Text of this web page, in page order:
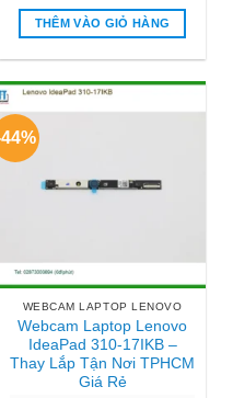
là:
₫1.450.000.
tại
THÊM VÀO GIỎ HÀNG
WEBCAM LAPTOP LENOVO
Webcam Laptop Lenovo
IdeaPad 310-17IKB –
Thay Lắp Tận Nơi TPHCM
Giá Rẻ